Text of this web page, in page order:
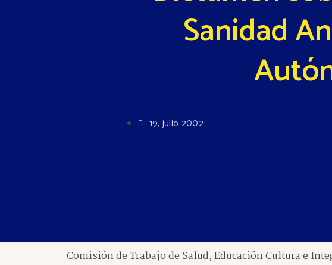
Sanidad
19, julio 2002
Comisión de Trabajo de Salud, Educación Cultura e